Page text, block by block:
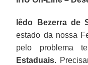
Iêdo Bezerra de
estado da nossa
pelo problema
Estaduais.